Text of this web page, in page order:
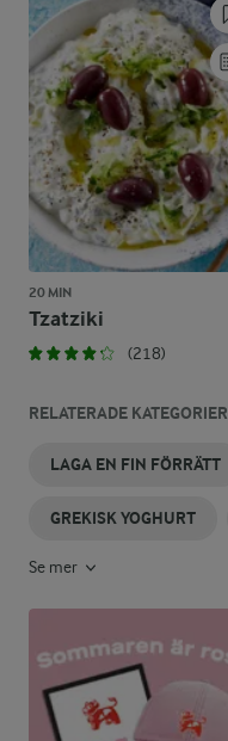
20 MIN
Tzatziki
(218)
RELATERADE KATEGORIER
LAGA EN FIN FÖRRÄTT
GREKISK YOGHURT
Se mer